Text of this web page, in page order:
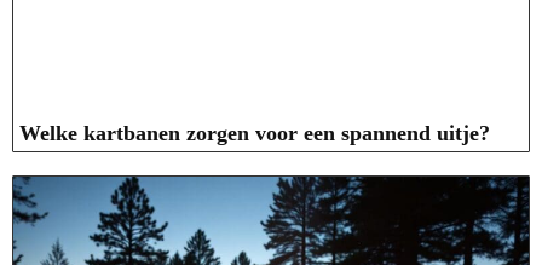
Welke kartbanen zorgen voor een spannend uitje?